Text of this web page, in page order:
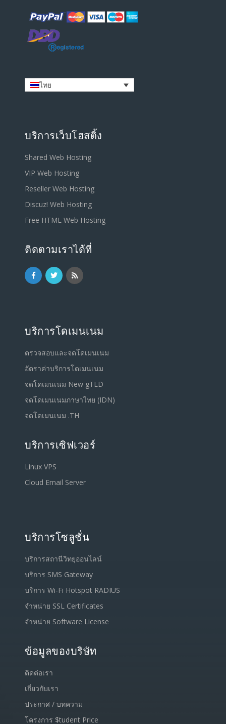
ไทย
บริการเว็บโฮสติ้ง
Shared Web Hosting
VIP Web Hosting
Reseller Web Hosting
Discuz! Web Hosting
Free HTML Web Hosting
ติดตามเราได้ที่
บริการโดเมนเนม
ตรวจสอบและจดโดเมนเนม
อัตราค่าบริการโดเมนเนม
จดโดเมนเนม New gTLD
จดโดเมนเนมภาษาไทย (IDN)
จดโดเมนเนม .TH
บริการเซิฟเวอร์
Linux VPS
Cloud Email Server
บริการโซลูชั่น
บริการสถานีวิทยุออนไลน์
บริการ SMS Gateway
บริการ Wi-Fi Hotspot RADIUS
จำหน่าย SSL Certificates
จำหน่าย Software License
ข้อมูลของบริษัท
ติดต่อเรา
เกี่ยวกับเรา
ประกาศ / บทความ
โครงการ $tudent Price